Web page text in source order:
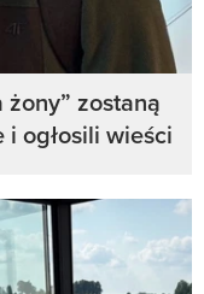
zostaną
ogłosili wieści